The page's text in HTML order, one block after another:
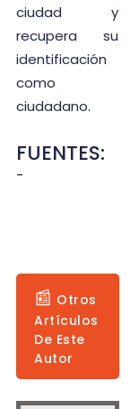
ciudad y
recupera su
identificación
como
ciudadano.
FUENTES:
-
📰 Otros
Artículos
De Este
Autor